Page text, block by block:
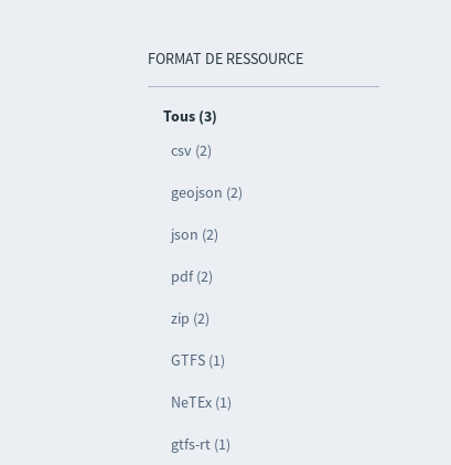
FORMAT DE RESSOURCE
Tous (3)
csv (2)
geojson (2)
json (2)
pdf (2)
zip (2)
GTFS (1)
NeTEx (1)
gtfs-rt (1)